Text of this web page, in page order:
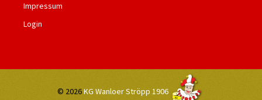
Impressum
Login
© 2026KG Wanloer Ströpp 1906